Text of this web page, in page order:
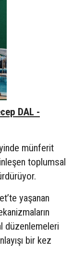
DAL -
münferit
toplumsal
yaşanan
düzenlemeleri
bir kez